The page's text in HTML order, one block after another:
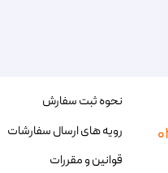
نحوه ثبت سفارش
رویه های ارسال سفارشات
قوانین و مقررات